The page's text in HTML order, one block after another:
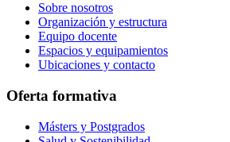
Sobre nosotros
Organización y estructura
Equipo docente
Espacios y equipamientos
Ubicaciones y contacto
Oferta formativa
Másters y Postgrados